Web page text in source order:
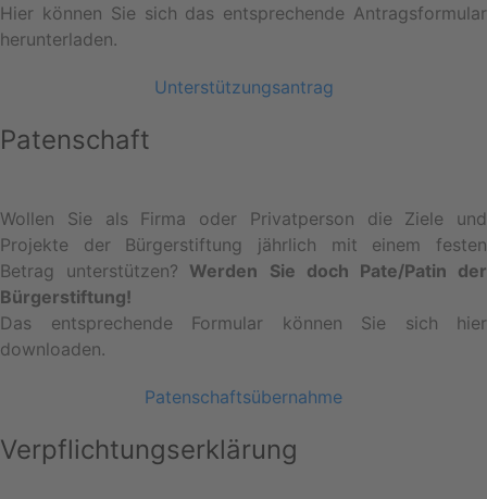
Hier können Sie sich das entsprechende Antragsformular
herunterladen.
Unterstützungsantrag
Patenschaft
Wollen Sie als Firma oder Privatperson die Ziele und
Projekte der Bürgerstiftung jährlich mit einem festen
Betrag unterstützen? Werden Sie doch Pate/Patin der
Bürgerstiftung!
Das entsprechende Formular können Sie sich hier
downloaden.
Patenschaftsübernahme
Verpflichtungserklärung